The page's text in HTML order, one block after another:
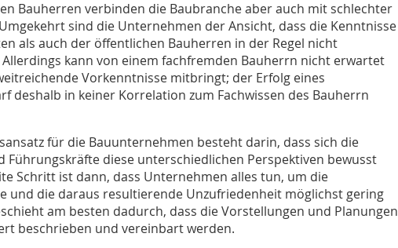
Bauherren verbinden die Baubranche aber auch mit schlechter
sind die Unternehmen der Ansicht, dass die Kenntnisse
als auch der öffentlichen Bauherren in der Regel nicht
kann von einem fachfremden Bauherrn nicht erwartet
Vorkenntnisse mitbringt; der Erfolg eines
deshalb in keiner Korrelation zum Fachwissen des Bauherrn
für die Bauunternehmen besteht darin, dass sich die
Führungskräfte diese unterschiedlichen Perspektiven bewusst
Schritt ist dann, dass Unternehmen alles tun, um die
und die daraus resultierende Unzufriedenheit möglichst gering
am besten dadurch, dass die Vorstellungen und Planungen
beschrieben und vereinbart werden.